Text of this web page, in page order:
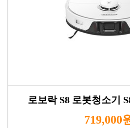
로보락 S8 로봇청소기
719,000